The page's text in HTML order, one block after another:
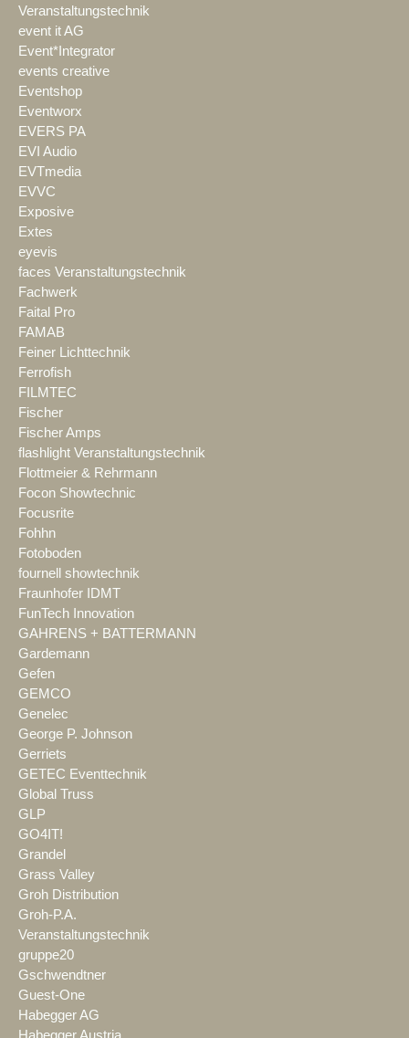
Veranstaltungstechnik
event it AG
Event*Integrator
events creative
Eventshop
Eventworx
EVERS PA
EVI Audio
EVTmedia
EVVC
Exposive
Extes
eyevis
faces Veranstaltungstechnik
Fachwerk
Faital Pro
FAMAB
Feiner Lichttechnik
Ferrofish
FILMTEC
Fischer
Fischer Amps
flashlight Veranstaltungstechnik
Flottmeier & Rehrmann
Focon Showtechnic
Focusrite
Fohhn
Fotoboden
fournell showtechnik
Fraunhofer IDMT
FunTech Innovation
GAHRENS + BATTERMANN
Gardemann
Gefen
GEMCO
Genelec
George P. Johnson
Gerriets
GETEC Eventtechnik
Global Truss
GLP
GO4IT!
Grandel
Grass Valley
Groh Distribution
Groh-P.A.
Veranstaltungstechnik
gruppe20
Gschwendtner
Guest-One
Habegger AG